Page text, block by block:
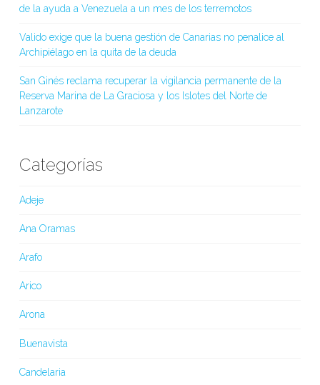
de la ayuda a Venezuela a un mes de los terremotos
Valido exige que la buena gestión de Canarias no penalice al
Archipiélago en la quita de la deuda
San Ginés reclama recuperar la vigilancia permanente de la
Reserva Marina de La Graciosa y los Islotes del Norte de
Lanzarote
Categorías
Adeje
Ana Oramas
Arafo
Arico
Arona
Buenavista
Candelaria